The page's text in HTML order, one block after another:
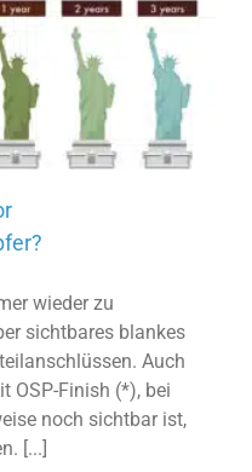
wieder zu
sichtbares blankes
Auch
OSP-Finish (*), bei
noch sichtbar ist,
[...]